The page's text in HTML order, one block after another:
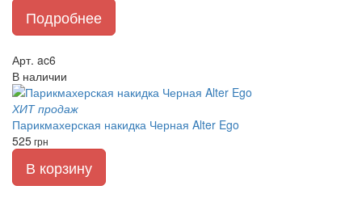
Подробнее
Арт. ac6
В наличии
ХИТ продаж
Парикмахерская накидка Черная Alter Ego
525грн
В корзину